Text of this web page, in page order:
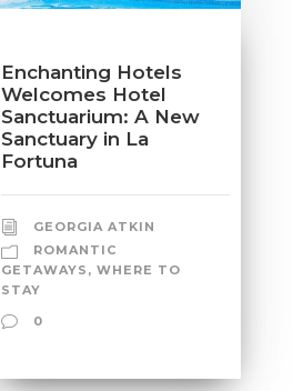
Enchanting Hotels
Welcomes Hotel
Sanctuarium: A New
Sanctuary in La
Fortuna
GEORGIA ATKIN
ROMANTIC
GETAWAYS , WHERE TO
STAY
0